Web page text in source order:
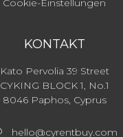
Cookie-Einstellungen
KONTAKT
Kato Pervolia 39 Street
CYKING BLOCK 1, No.1
8046 Paphos, Cyprus
hello@cyrentbuy.com